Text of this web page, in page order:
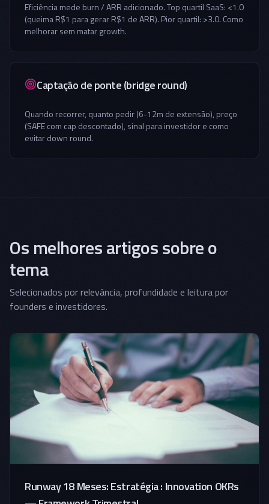
Eficiência mede burn / ARR adicionado. Top quartil SaaS: <1.0
(queima R$1 para gerar R$1 de ARR). Pior quartil: >3.0. Como
melhorar sem matar growth.
Captação de ponte (bridge round)
Quando recorrer, quanto pedir (6-12m de extensão), preço
(SAFE com cap descontado), sinal para investidor e como
evitar down round.
Os melhores artigos sobre o
tema
Selecionados por relevância, profundidade e leitura por
founders e investidores.
Runway 18 Meses: Estratégia : Innovation OKRs